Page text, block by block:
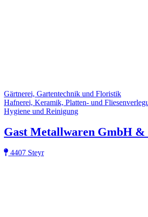
Gärtnerei, Gartentechnik und Floristik
Hafnerei, Keramik, Platten- und
Hygiene und Reinigung
Gast Metallwaren GmbH &
4407 Steyr